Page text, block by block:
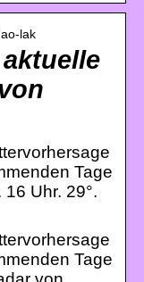
lak
Tage
Uhr. 29°.
Tage